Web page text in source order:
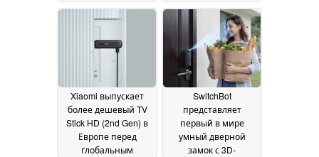
батареи06 June 2026
2026
Xiaomi выпускает
более дешевый TV
Stick HD (2nd Gen) в
Европе перед
глобальным
SwitchBot
представляет
первый в мире
умный дверной
замок с 3D-